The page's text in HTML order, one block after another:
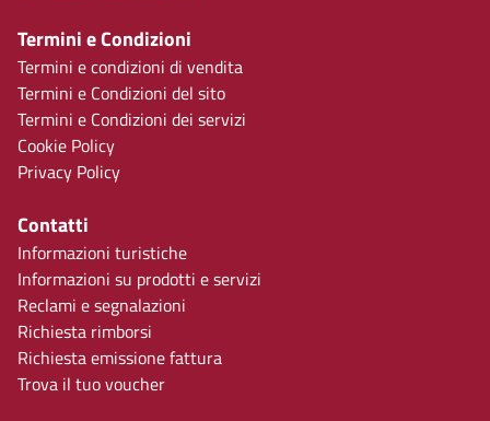
Termini e Condizioni
Termini e condizioni di vendita
Termini e Condizioni del sito
Termini e Condizioni dei servizi
Cookie Policy
Privacy Policy
Contatti
Informazioni turistiche
Informazioni su prodotti e servizi
Reclami e segnalazioni
Richiesta rimborsi
Richiesta emissione fattura
Trova il tuo voucher